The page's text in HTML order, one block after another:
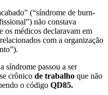
(“síndrome de burn-
não constava
os médicos declaravam em
com a organização
síndrome passou a ser
crônico de trabalho que não
o código QD85.